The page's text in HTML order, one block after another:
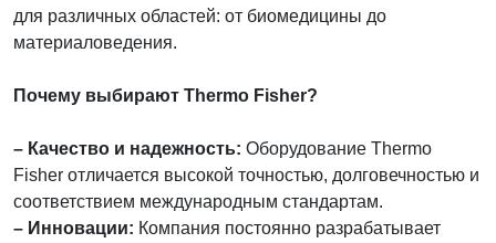
для различных областей: от биомедицины до
материаловедения.
Почему выбирают Thermo Fisher?
– Качество и надежность: Оборудование Thermo
Fisher отличается высокой точностью, долговечностью и
соответствием международным стандартам.
– Инновации: Компания постоянно разрабатывает